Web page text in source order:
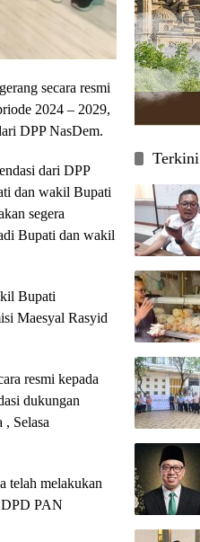
secara resmi
2024 – 2029,
DPP NasDem.
dari DPP
dan wakil Bupati
segera
Bupati dan wakil
Bupati
Maesyal Rasyid
resmi kepada
dukungan
Selasa
telah melakukan
DPD PAN
Terkini